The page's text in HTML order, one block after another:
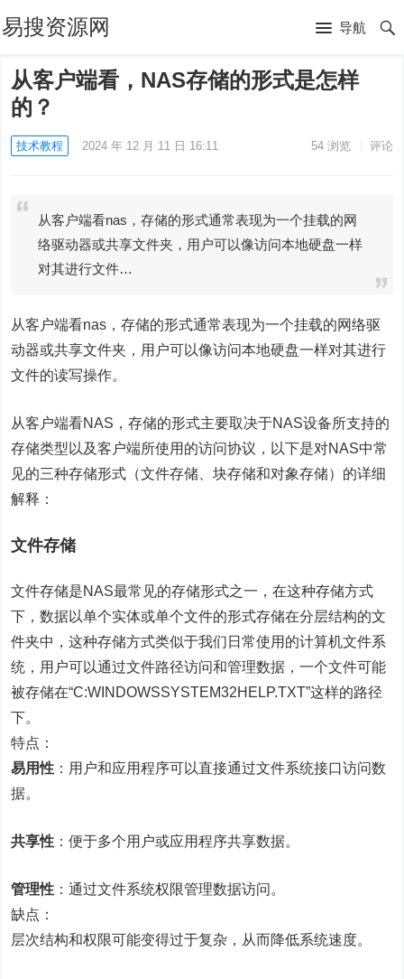
易搜资源网 导航
从客户端看，NAS存储的形式是怎样
的？
技术教程 2024 年 12 月 11 日 16:11 54浏览 评论
从客户端看nas，存储的形式通常表现为一个挂载的网
络驱动器或共享文件夹，用户可以像访问本地硬盘一样
对其进行文件…
从客户端看nas，存储的形式通常表现为一个挂载的网络驱
动器或共享文件夹，用户可以像访问本地硬盘一样对其进行
文件的读写操作。
从客户端看NAS，存储的形式主要取决于NAS设备所支持的
存储类型以及客户端所使用的访问协议，以下是对NAS中常
见的三种存储形式（文件存储、块存储和对象存储）的详细
解释：
文件存储
文件存储是NAS最常见的存储形式之一，在这种存储方式
下，数据以单个实体或单个文件的形式存储在分层结构的文
件夹中，这种存储方式类似于我们日常使用的计算机文件系
统，用户可以通过文件路径访问和管理数据，一个文件可能
被存储在“C:WINDOWSSYSTEM32HELP.TXT”这样的路径
下。
特点：
易用性 ：用户和应用程序可以直接通过文件系统接口访问数
据。
共享性 ：便于多个用户或应用程序共享数据。
管理性 ：通过文件系统权限管理数据访问。
缺点：
层次结构和权限可能变得过于复杂，从而降低系统速度。